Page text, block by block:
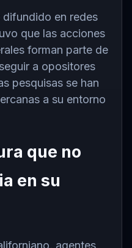
difundido en redes
que las acciones
forman parte de
a opositores
pesquisas se han
a su entorno
que no
en su